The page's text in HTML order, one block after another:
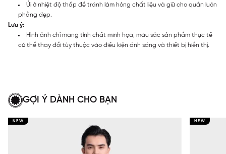
Ủi ở nhiệt độ thấp để tránh làm hỏng chất liệu và giữ cho quần luôn
phẳng đẹp.
Lưu ý:
Hình ảnh chỉ mang tính chất minh họa, màu sắc sản phẩm thực tế
có thể thay đổi tùy thuộc vào điều kiện ánh sáng và thiết bị hiển thị.
GỢI Ý DÀNH CHO BẠN
NEW NEW